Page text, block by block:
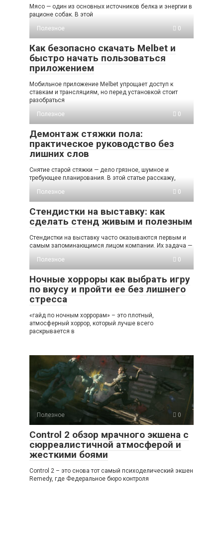
Мясо — один из основных источников белка и энергии в
рационе собак. В этой
Полезное
0
Как безопасно скачать Melbet и
быстро начать пользоваться
приложением
Мобильное приложение Melbet упрощает доступ к
ставкам и трансляциям, но перед установкой стоит
разобраться
Полезное
0
Демонтаж стяжки пола:
практическое руководство без
лишних слов
Снятие старой стяжки — дело грязное, шумное и
требующее планирования. В этой статье расскажу,
Полезное
0
Стендистки на выставку: как
сделать стенд живым и полезным
Стендистки на выставку часто оказываются первым и
самым запоминающимся лицом компании. Их задача —
Полезное
0
Ночные хорроры как выбрать игру
по вкусу и пройти ее без лишнего
стресса
«гайд по ночным хоррорам» – это плотный,
атмосферный хоррор, который лучше всего
раскрывается в
Полезное 0
Control 2 обзор мрачного экшена с
сюрреалистичной атмосферой и
жесткими боями
Control 2 – это снова тот самый психоделический экшен
Remedy, где Федеральное бюро контроля